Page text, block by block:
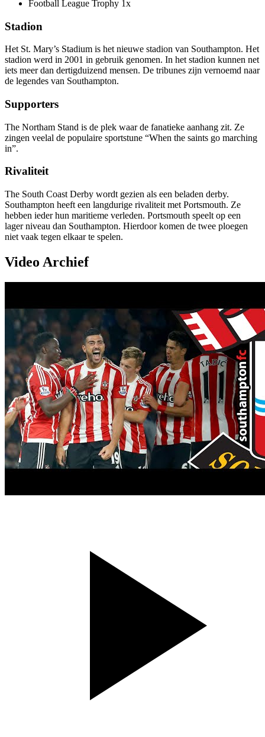
Football League Trophy 1x
Stadion
Het St. Mary’s Stadium is het nieuwe stadion van Southampton. Het
stadion werd in 2001 in gebruik genomen. In het stadion kunnen net
iets meer dan dertigduizend mensen. De tribunes zijn vernoemd naar
de legendes van Southampton.
Supporters
The Northam Stand is de plek waar de fanatieke aanhang zit. Ze
zingen veelal de populaire sportstune “When the saints go marching
in”.
Rivaliteit
The South Coast Derby wordt gezien als een beladen derby.
Southampton heeft een langdurige rivaliteit met Portsmouth. Ze
hebben ieder hun maritieme verleden. Portsmouth speelt op een
lager niveau dan Southampton. Hierdoor komen de twee ploegen
niet vaak tegen elkaar te spelen.
Video Archief